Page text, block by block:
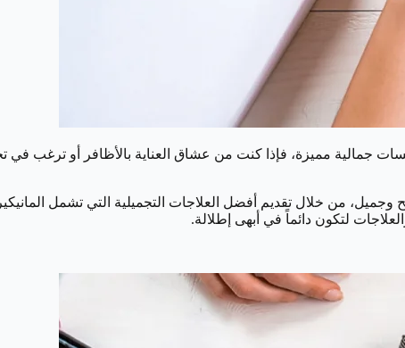
جمالية مميزة، فإذا كنت من عشاق العناية بالأظافر أو ترغب
من خلال تقديم أفضل العلاجات التجميلية التي تشمل المانيكير،
لتكون دائماً في أبهى إطلالة.